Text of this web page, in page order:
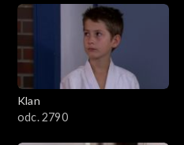
2901–3000
2801–2900
2701–2800
Klan
odc. 2790